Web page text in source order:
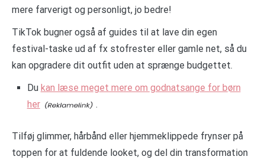
mere farverigt og personligt, jo bedre!
TikTok bugner også af guides til at lave din egen
festival-taske ud af fx stofrester eller gamle net, så du
kan opgradere dit outfit uden at sprænge budgettet.
Du kan læse meget mere om godnatsange for børn
her
.
Tilføj glimmer, hårbånd eller hjemmeklippede frynser på
toppen for at fuldende looket, og del din transformation